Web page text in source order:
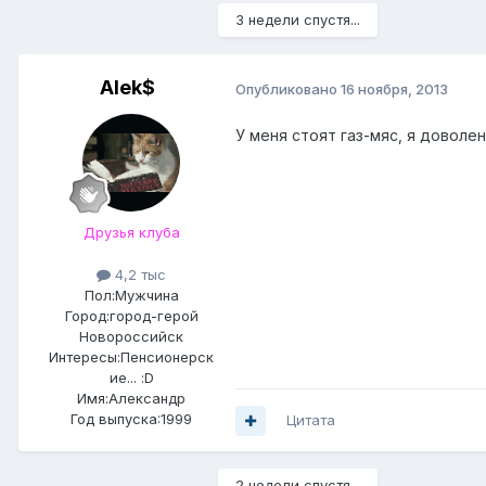
3 недели спустя...
Alek$
Друзья клуба
4,2 тыс
Пол:Мужчина
Город:город-герой
Новороссийск
Интересы:Пенсионерск
ие... :D
Имя:Александр
Год выпуска:1999
Опубликовано 16 ноября, 2013
У меня стоят газ-мяс, я
Цитата